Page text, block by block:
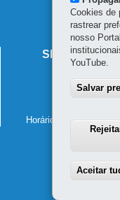
principal
SECRETARIA
80610-
Horário de
Cookies de
rastrear
nosso
YouTube.
Salvar
Aceitar